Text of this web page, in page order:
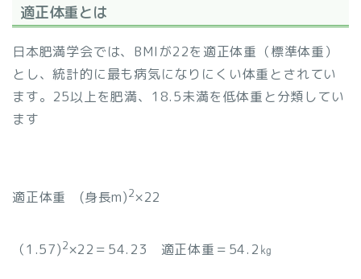
適正体重とは
日本肥満学会では、BMIが22を適正体重（標準体重）
とし、統計的に最も病気になりにくい体重とされてい
ます。25以上を肥満、18.5未満を低体重と分類してい
ます
適正体重 (身長m)2×22
（1.57)2×22＝54.23 適正体重＝54.2㎏